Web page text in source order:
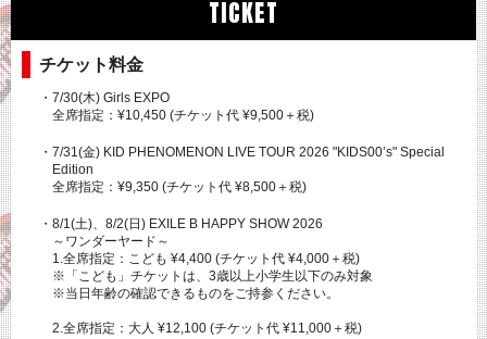
TICKET
チケット料金
・7/30(木) Girls EXPO
全席指定：¥10,450 (チケット代 ¥9,500＋税)
・7/31(金) KID PHENOMENON LIVE TOUR 2026 "KIDS00’s" Special
Edition
全席指定：¥9,350 (チケット代 ¥8,500＋税)
・8/1(土)、8/2(日) EXILE B HAPPY SHOW 2026
～ワンダーヤード～
1.全席指定：こども ¥4,400 (チケット代 ¥4,000＋税)
※「こども」チケットは、3歳以上小学生以下のみ対象
※当日年齢の確認できるものをご持参ください。
2.全席指定：大人 ¥12,100 (チケット代 ¥11,000＋税)